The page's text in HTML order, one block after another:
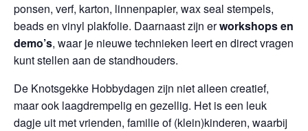
ponsen, verf, karton, linnenpapier, wax seal stempels,
beads en vinyl plakfolie. Daarnaast zijn erworkshops en
demo’s, waar je nieuwe technieken leert en direct vragen
kunt stellen aan de standhouders.
De Knotsgekke Hobbydagen zijn niet alleen creatief,
maar ook laagdrempelig en gezellig. Het is een leuk
dagje uit met vrienden, familie of (klein)kinderen, waarbij